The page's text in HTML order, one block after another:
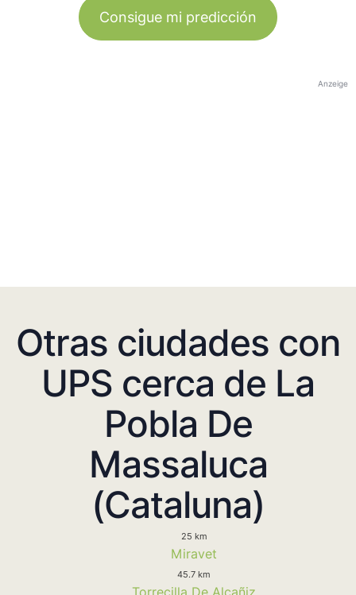
Consigue mi predicción
Anzeige
Otras ciudades con
UPS cerca de La
Pobla De
Massaluca
(Cataluna)
25 km
Miravet
45.7 km
Torrecilla De Alcañiz